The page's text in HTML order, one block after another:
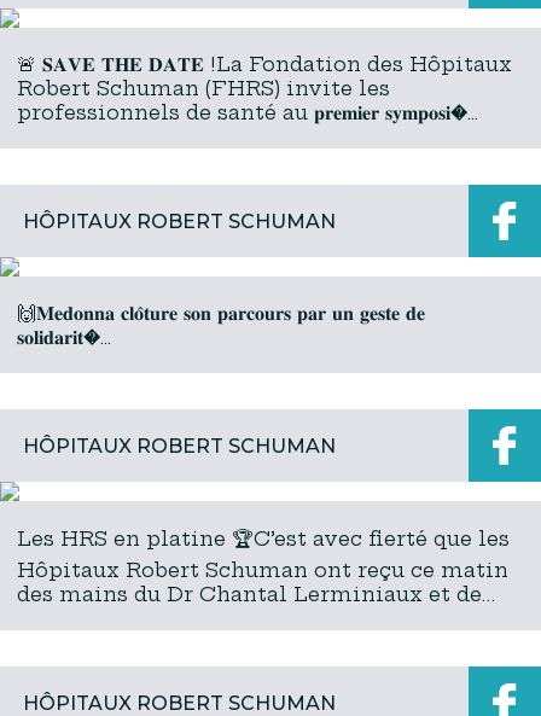
🚨 𝐒𝐀𝐕𝐄 𝐓𝐇𝐄 𝐃𝐀𝐓𝐄 !La Fondation des Hôpitaux
Robert Schuman (FHRS) invite les
professionnels de santé au 𝐩𝐫𝐞𝐦𝐢𝐞𝐫 𝐬𝐲𝐦𝐩𝐨𝐬𝐢�...
HÔPITAUX ROBERT SCHUMAN
🙌𝐌𝐞𝐝𝐨𝐧𝐧𝐚 𝐜𝐥𝐨̂𝐭𝐮𝐫𝐞 𝐬𝐨𝐧 𝐩𝐚𝐫𝐜𝐨𝐮𝐫𝐬 𝐩𝐚𝐫 𝐮𝐧 𝐠𝐞𝐬𝐭𝐞 𝐝𝐞
𝐬𝐨𝐥𝐢𝐝𝐚𝐫𝐢𝐭�...
HÔPITAUX ROBERT SCHUMAN
Les HRS en platine 🏆C’est avec fierté que les
Hôpitaux Robert Schuman ont reçu ce matin
des mains du Dr Chantal Lerminiaux et de
HÔPITAUX ROBERT SCHUMAN